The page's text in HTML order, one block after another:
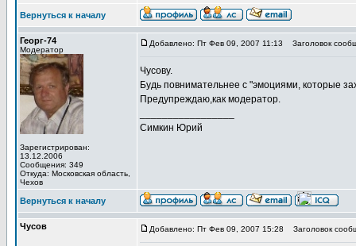
Вернуться к началу
Георг-74
Модератор
Зарегистрирован:
13.12.2006
Сообщения: 349
Откуда: Московская область,
Чехов
Добавлено: Пт Фев 09, 2007 11:13 Заголовок
Чусову.
Будь повнимательнее с "эмоциями, которые
Предупреждаю,как модератор.
Симкин Юрий
Вернуться к началу
Чусов Добавлено: Пт Фев 09, 2007 15:28 Заголовок